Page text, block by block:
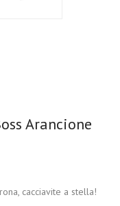
Arancione
cacciavite a stella!